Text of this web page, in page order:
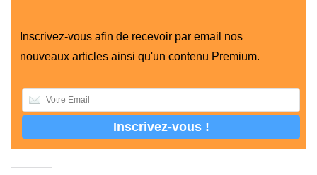
Inscrivez-vous afin de recevoir par email nos
nouveaux articles ainsi qu'un contenu Premium.